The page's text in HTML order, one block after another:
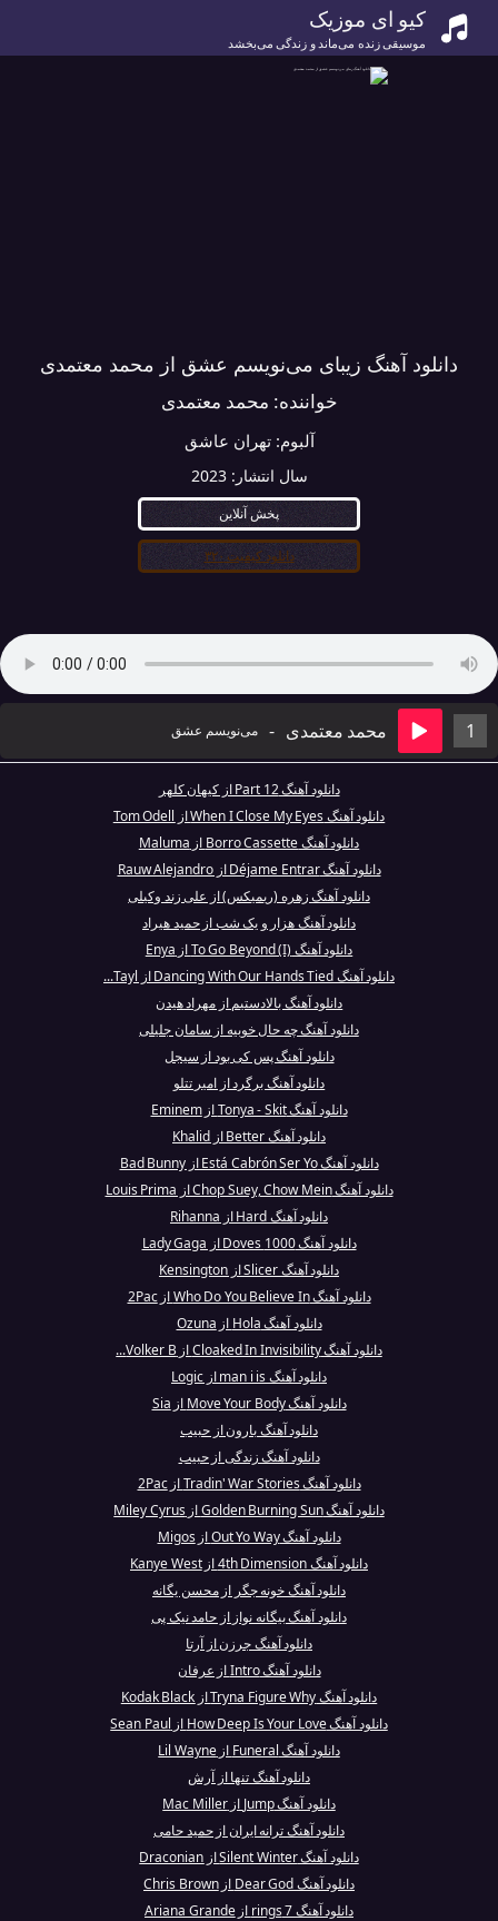
کیو ای موزیک
موسیقی زنده می‌ماند و زندگی می‌بخشد
دانلود آهنگ زیبای می‌نویسم عشق از محمد معتمدی
خواننده: محمد معتمدی
آلبوم:تهران عاشق
سال انتشار:2023
پخش آنلاین
دانلود کیفیت ۳۲۰
1 محمد معتمدی - می‌نویسم عشق
دانلود آهنگ Part 12 از کیهان کلهر
دانلود آهنگ When I Close My Eyes از Tom Odell
دانلود آهنگ Borro Cassette از Maluma
دانلود آهنگ Déjame Entrar از Rauw Alejandro
دانلود آهنگ زهره (ریمیکس) از علی زند وکیلی
دانلود آهنگ هزار و یک شب از حمید هیراد
دانلود آهنگ To Go Beyond (I) از Enya
دانلود آهنگ Dancing With Our Hands Tied از Tayl...
دانلود آهنگ بالادستیم از مهراد هیدن
دانلود آهنگ چه حال خوبیه از سامان جلیلی
دانلود آهنگ پس کی بود از سیجل
دانلود آهنگ برگرد از امیر تتلو
دانلود آهنگ Tonya - Skit از Eminem
دانلود آهنگ Better از Khalid
دانلود آهنگ Está Cabrón Ser Yo از Bad Bunny
دانلود آهنگ Chop Suey, Chow Mein از Louis Prima
دانلود آهنگ Hard از Rihanna
دانلود آهنگ 1000 Doves از Lady Gaga
دانلود آهنگ Slicer از Kensington
دانلود آهنگ Who Do You Believe In از 2Pac
دانلود آهنگ Hola از Ozuna
دانلود آهنگ Cloaked In Invisibility از Volker B...
دانلود آهنگ man i is از Logic
دانلود آهنگ Move Your Body از Sia
دانلود آهنگ بارون از حبیب
دانلود آهنگ زندگی از حبیب
دانلود آهنگ Tradin' War Stories از 2Pac
دانلود آهنگ Golden Burning Sun از Miley Cyrus
دانلود آهنگ Out Yo Way از Migos
دانلود آهنگ 4th Dimension از Kanye West
دانلود آهنگ خونه جگر از محسن یگانه
دانلود آهنگ بیگانه نواز از حامد نیک پی
دانلود آهنگ جرزن از آرتا
دانلود آهنگ Intro از عرفان
دانلود آهنگ Tryna Figure Why از Kodak Black
دانلود آهنگ How Deep Is Your Love از Sean Paul
دانلود آهنگ Funeral از Lil Wayne
دانلود آهنگ تنها از آرش
دانلود آهنگ Jump از Mac Miller
دانلود آهنگ ترانه ایران از حمید حامی
دانلود آهنگ Silent Winter از Draconian
دانلود آهنگ Dear God از Chris Brown
دانلود آهنگ 7 rings از Ariana Grande